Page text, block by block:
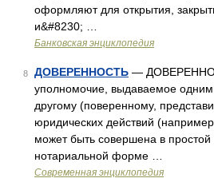
оформляют для открытия,
и&#8230; …
Банковская энциклопедия
8 ДОВЕРЕННОСТЬ —
уполномочие, выдаваемое
другому (поверенному,
юридических действий
может быть совершена в
нотариальной форме …
Современная энциклопедия